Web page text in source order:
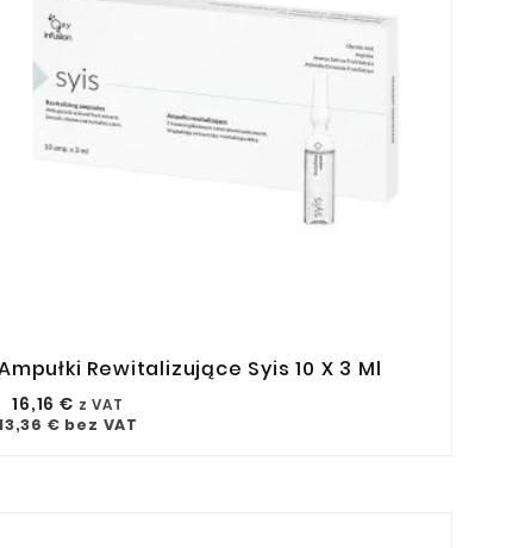
  
Rewitalizujące Syis 10 X 3 Ml
16,16 € z VAT
€ bez VAT